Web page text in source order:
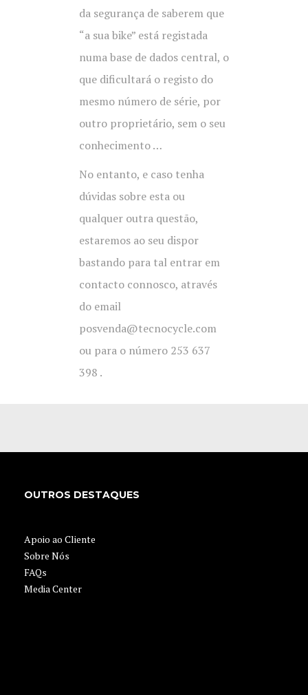
da segurança de saberem que
“a sua bike” está registada
numa base de dados central, o
que dificultará o registo do
mesmo número de série, por
outro proprietário, sem o seu
conhecimento …
No entanto, e caso tenha
dúvidas sobre esta ou
qualquer outra questão,
estaremos ao seu dispor
bastando para tal entrar em
contacto connosco, através
do email
posvenda@tecnocycle.com
ou para o número 253 637
398 .
OUTROS DESTAQUES
Apoio ao Cliente
Sobre Nós
FAQs
Media Center